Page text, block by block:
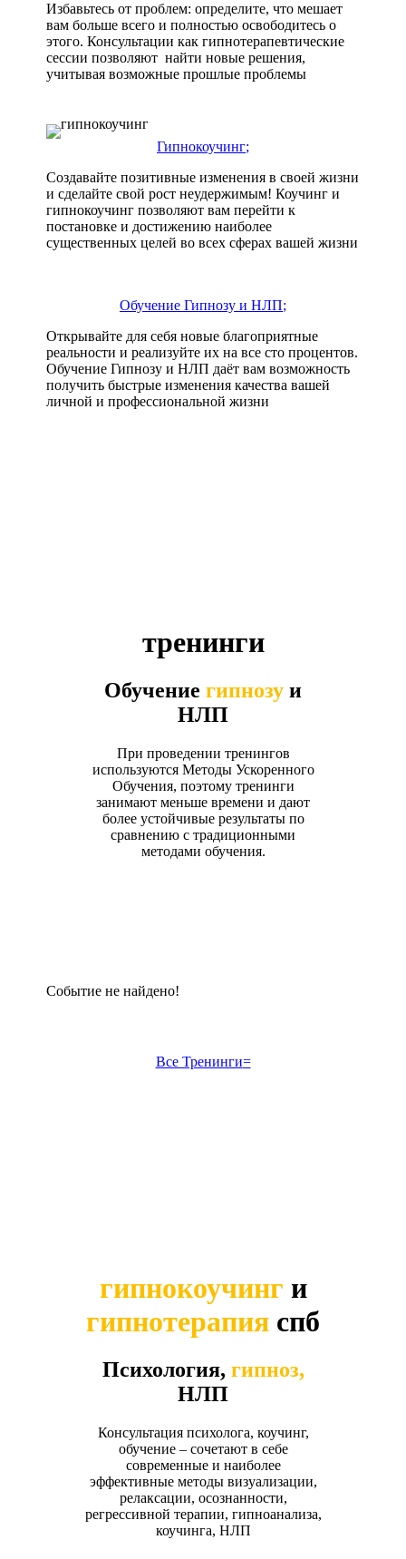
Избавьтесь от проблем: определите, что мешает
вам больше всего и полностью освободитесь о
этого. Консультации как гипнотерапевтические
сессии позволяют найти новые решения,
учитывая возможные прошлые проблемы
Гипнокоучинг
Создавайте позитивные изменения в своей жизни
и сделайте свой рост неудержимым! Коучинг и
гипнокоучинг позволяют вам перейти к
постановке и достижению наиболее
существенных целей во всех сферах вашей жизни
Обучение Гипнозу и НЛП
Открывайте для себя новые благоприятные
реальности и реализуйте их на все сто процентов.
Обучение Гипнозу и НЛП даёт вам возможность
получить быстрые изменения качества вашей
личной и профессиональной жизни
тренинги
Обучение гипнозу и
НЛП
При проведении тренингов
используются Методы Ускоренного
Обучения, поэтому тренинги
занимают меньше времени и дают
более устойчивые результаты по
сравнению с традиционными
методами обучения.
Событие не найдено!
Все Тренинги
гипнокоучинг и
гипнотерапия спб
Психология, гипноз,
НЛП
Консультация психолога, коучинг,
обучение – сочетают в себе
современные и наиболее
эффективные методы визуализации,
релаксации, осознанности,
регрессивной терапии, гипноанализа,
коучинга, НЛП